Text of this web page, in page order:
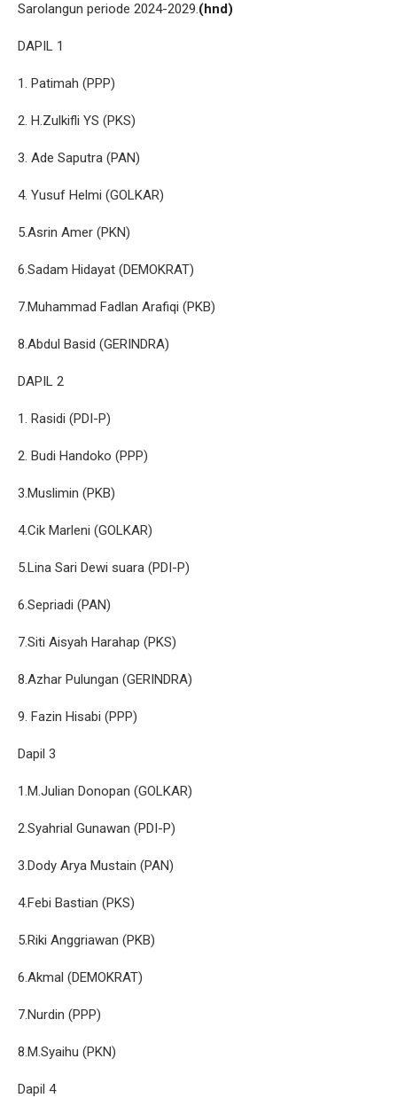
Sarolangun periode 2024-2029.(hnd)
DAPIL 1
1. Patimah (PPP)
2. H.Zulkifli YS (PKS)
3. Ade Saputra (PAN)
4. Yusuf Helmi (GOLKAR)
5.Asrin Amer (PKN)
6.Sadam Hidayat (DEMOKRAT)
7.Muhammad Fadlan Arafiqi (PKB)
8.Abdul Basid (GERINDRA)
DAPIL 2
1. Rasidi (PDI-P)
2. Budi Handoko (PPP)
3.Muslimin (PKB)
4.Cik Marleni (GOLKAR)
5.Lina Sari Dewi suara (PDI-P)
6.Sepriadi (PAN)
7.Siti Aisyah Harahap (PKS)
8.Azhar Pulungan (GERINDRA)
9. Fazin Hisabi (PPP)
Dapil 3
1.M.Julian Donopan (GOLKAR)
2.Syahrial Gunawan (PDI-P)
3.Dody Arya Mustain (PAN)
4.Febi Bastian (PKS)
5.Riki Anggriawan (PKB)
6.Akmal (DEMOKRAT)
7.Nurdin (PPP)
8.M.Syaihu (PKN)
Dapil 4